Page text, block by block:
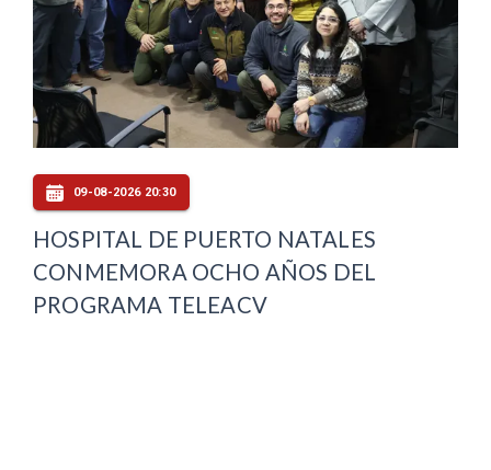
09-08-2026 20:30
HOSPITAL DE PUERTO NATALES
CONMEMORA OCHO AÑOS DEL
PROGRAMA TELEACV